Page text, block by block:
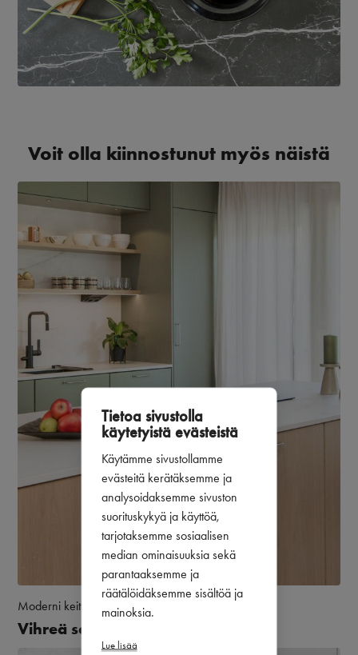
Tietoa sivustolla
käytetyistä evästeistä
Käytämme sivustollamme
evästeitä kerätäksemme ja
analysoidaksemme sivuston
suorituskykyä ja käyttöä,
tarjotaksemme sosiaalisen
median ominaisuuksia sekä
parantaaksemme ja
räätälöidäksemme sisältöä ja
mainoksia.
Lue lisää
Voit olla kiinnostunut myös näistä
Moderni keittiö Puustelli Original
Vihreä saarekekeittiö